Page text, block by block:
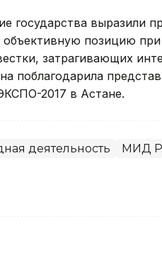
государства выразили
позицию
затрагивающих
поблагодарила
2017 в Астане.
деятельность МИД